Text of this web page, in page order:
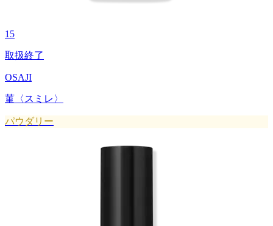
15
取扱終了
OSAJI
菫〈スミレ〉
パウダリー